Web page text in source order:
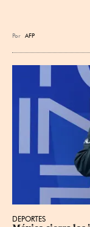
Por AFP
DEPORTES